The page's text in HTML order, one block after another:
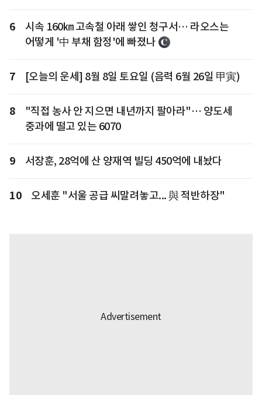
6
시속 160㎞ 고속철 아래 쌓인 청구서… 라오스는
어떻게 '中 부채 함정'에 빠졌나
7 [오늘의 운세] 8월 8일 토요일 (음력 6월 26일 甲寅)
8
"직접 농사 안 지으면 내년까지 팔아라"… 양도세
중과에 떨고 있는 6070
9 서장훈, 28억에 산 양재역 빌딩 450억에 내놨다
10 오세훈 "서울 공급 씨말려놓고... 與 적반하장"